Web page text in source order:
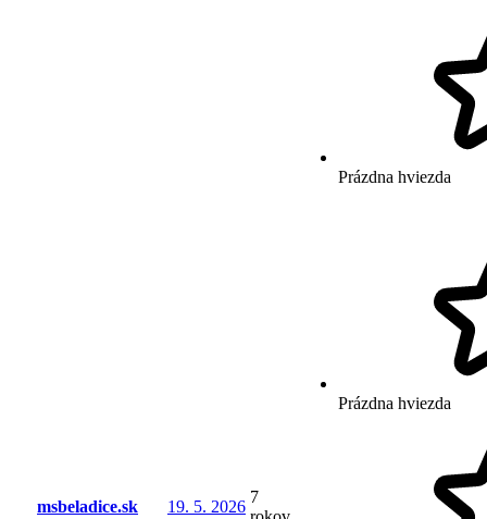
Prázdna hviezda
msbeladice.sk 19. 5. 2026
7
Prázdna hviezda